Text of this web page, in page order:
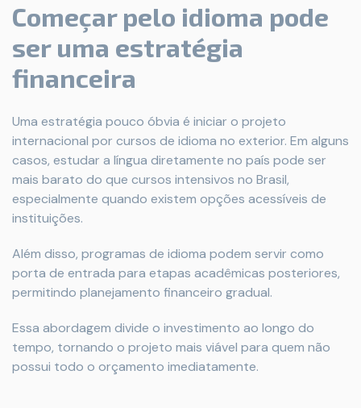
Começar pelo idioma pode
ser uma estratégia
financeira
Uma estratégia pouco óbvia é iniciar o projeto
internacional por cursos de idioma no exterior. Em alguns
casos, estudar a língua diretamente no país pode ser
mais barato do que cursos intensivos no Brasil,
especialmente quando existem opções acessíveis de
instituições.
Além disso, programas de idioma podem servir como
porta de entrada para etapas acadêmicas posteriores,
permitindo planejamento financeiro gradual.
Essa abordagem divide o investimento ao longo do
tempo, tornando o projeto mais viável para quem não
possui todo o orçamento imediatamente.